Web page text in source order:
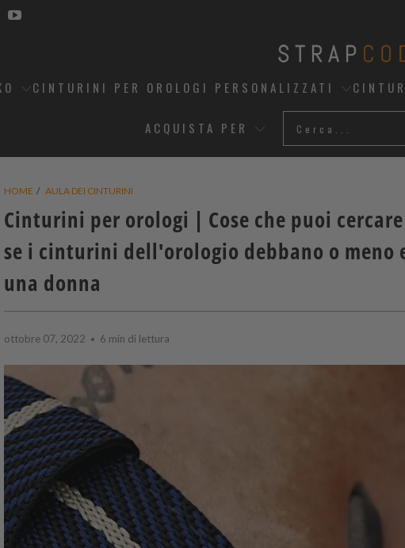
STRAPCODE
STRAPCODE
CINTURINI PER OROLOGI PERSONALIZZATI
ACQUISTA PER
HOME / AULA DEI CINTURINI
Cinturini per orologi | Cose che puoi
se i cinturini dell'orologio debbano o meno
una donna
ottobre 07, 2022 6 min di lettura